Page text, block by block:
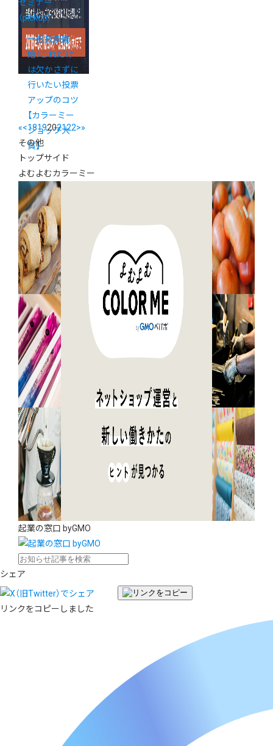
セミナー
（pickup）
一般投票開
始！これだけ
は欠かさずに
行いたい投票
アップのコツ
【カラーミー
ショップ大
賞】
«<1819202122>»
その他
トップサイド
よむよむカラーミー
起業の窓口 byGMO
シェア
リンクをコピーしました